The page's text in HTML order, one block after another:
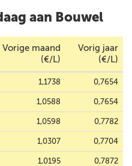
aan Bouwel
Vorige maand
(€/L)
Vorig jaar
(€/L)
1,1738 0,7654
1,0588 0,7654
1,0598 0,7782
1,0307 0,7704
1,0195 0,7872